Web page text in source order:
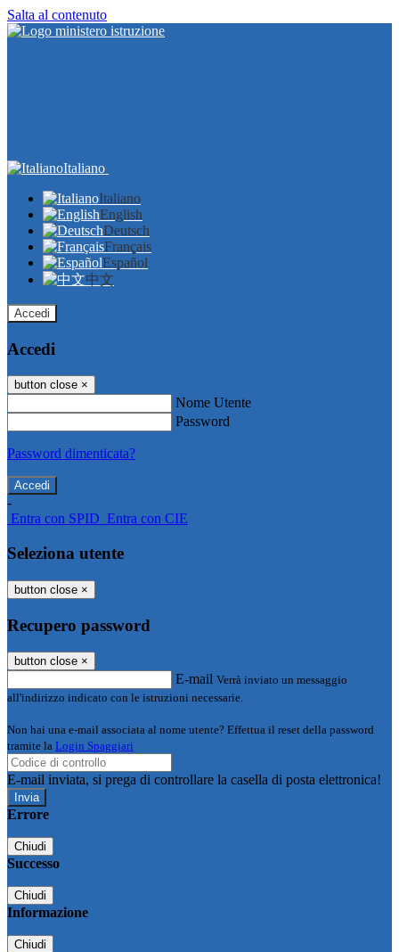
Salta al contenuto
Italiano
Italiano
English
Deutsch
Français
Español
中文
Accedi
Accedi
button close ×
Nome Utente
Password
Password dimenticata?
-
Entra con SPID Entra con CIE
Seleziona utente
button close ×
Recupero password
button close ×
E-mail Verrà inviato un messaggio
all'indirizzo indicato con le istruzioni necessarie.
Non hai una e-mail associata al nome utente? Effettua il reset della password
tramite la Login Spaggiari
E-mail inviata, si prega di controllare la casella di posta elettronica!
Errore
Chiudi
Successo
Chiudi
Informazione
Chiudi